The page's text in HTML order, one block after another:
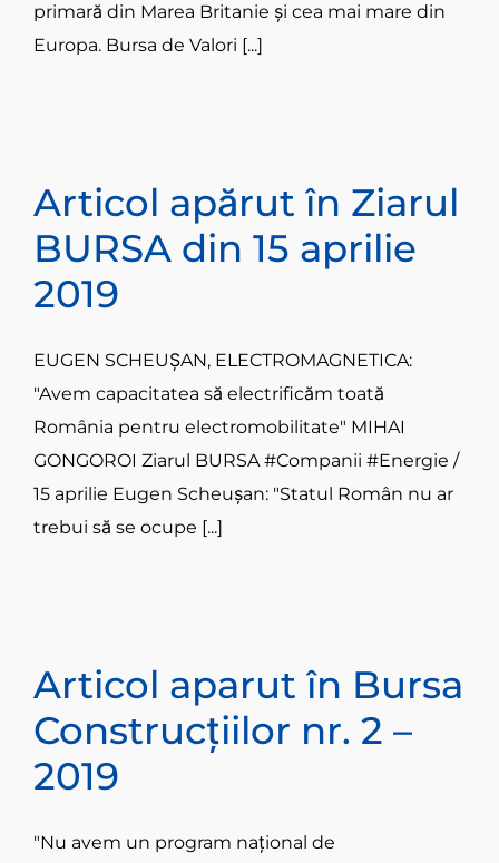
primară din Marea Britanie și cea mai mare din
Europa. Bursa de Valori [...]
Articol apărut în Ziarul
BURSA din 15 aprilie
2019
EUGEN SCHEUŞAN, ELECTROMAGNETICA:
"Avem capacitatea să electrificăm toată
România pentru electromobilitate" MIHAI
GONGOROI Ziarul BURSA #Companii #Energie /
15 aprilie Eugen Scheuşan: "Statul Român nu ar
trebui să se ocupe [...]
Articol aparut în Bursa
Construcțiilor nr. 2 –
2019
"Nu avem un program național de